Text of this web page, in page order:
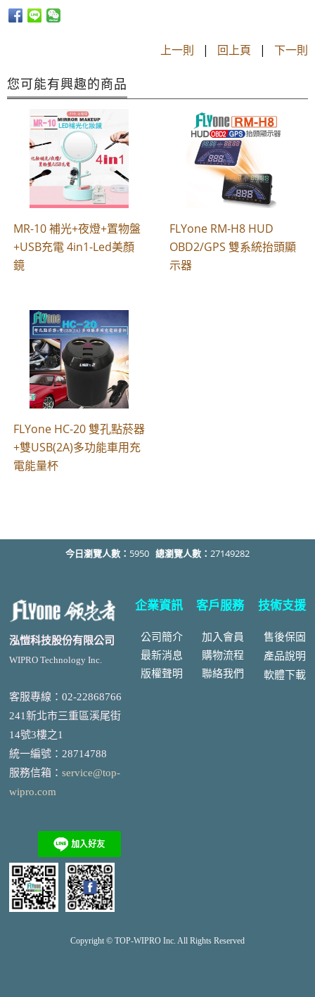
上一則 | 回上頁 | 下一則
您可能有興趣的商品
MR-10 補光+夜燈+置物盤
+USB充電 4in1-Led美顏
鏡
FLYone RM-H8 HUD
OBD2/GPS 雙系統抬頭顯
示器
FLYone HC-20 雙孔點菸器
+雙USB(2A)多功能車用充
電能量杯
今日瀏覽人數： 5950 總瀏覽人數： 27149282
泓愷科技股份有限公司
WIPRO Technology Inc.
客服專線：02-22868766
241新北市三重區溪尾街
14號3樓之1
統一編號 ： 28714788
服務信箱： service@top-
wipro.com
企業資訊
公司簡介
最新消息
版權聲明
客戶服務
加入會員
購物流程
聯絡我們
技術支援
售後保固
產品說明
軟體下載
Copyright © TOP-WIPRO Inc. All Rights Reserved